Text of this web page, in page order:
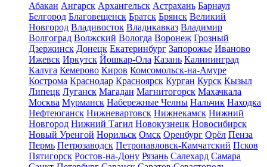
Абакан Ангарск Архангельск Астрахань Барнаул
Белгород Благовещенск Братск Брянск Великий
Новгород Владивосток Владикавказ Владимир
Волгоград Волжский Вологда Воронеж Грозный
Дзержинск Донецк Екатеринбург Запорожье Иваново
Ижевск Иркутск Йошкар-Ола Казань Калининград
Калуга Кемерово Киров Комсомольск-на-Амуре
Кострома Краснодар Красноярск Курган Курск Кызыл
Липецк Луганск Магадан Магнитогорск Махачкала
Москва Мурманск Набережные Челны Нальчик Находка
Нефтеюганск Нижневартовск Нижнекамск Нижний
Новгород Нижний Тагил Новокузнецк Новосибирск
Новый Уренгой Норильск Омск Оренбург Орёл Пенза
Пермь Петрозаводск Петропавловск-Камчатский Псков
Пятигорск Ростов-на-Дону Рязань Салехард Самара